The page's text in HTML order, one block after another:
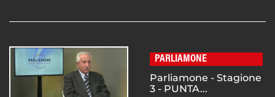
PARLIAMONE
Parliamone - Stagione
3 - PUNTA...